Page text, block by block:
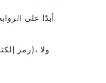
أبدًا على الروابط المتوصل بها عبر الرسائل النصية، مع إعطاء الأفضلية لولوج موقعنا الرسمي بطريقة مباشرة.